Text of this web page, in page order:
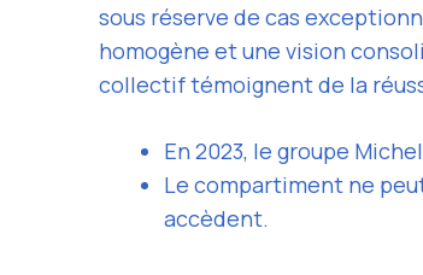
sous réserve de cas
homogène et une vision
collectif témoignent de la
En 2023, le groupe
Le compartiment ne
accèdent.